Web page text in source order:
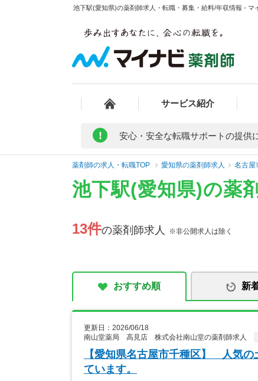
池下駅(愛知県)の薬剤師求人・転職・募集・給料/年収情報 - マ
サービス紹介
! 安心・安全な転職サポートの提供
薬剤師の求人・転職TOP 愛知県の薬剤師求人 名古屋
池下駅(愛知県)の薬
13件の薬剤師求人 ※非公開求人は除く
おすすめ順 新
更新日：2026/06/18
南山堂薬局 高見店 株式会社南山堂の薬剤師求人
【愛知県名古屋市千種区】 人気
ています。